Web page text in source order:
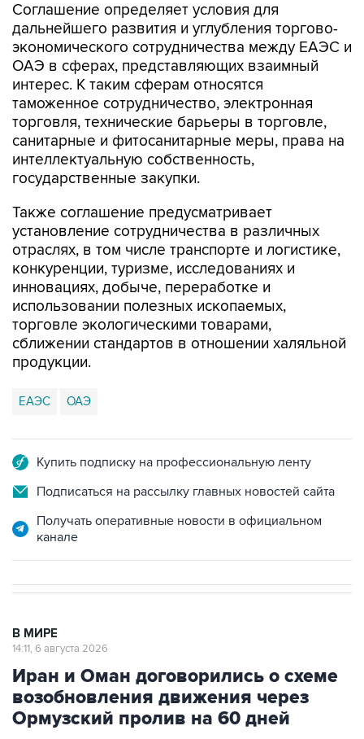
Соглашение определяет условия для
дальнейшего развития и углубления торгово-
экономического сотрудничества между ЕАЭС и
ОАЭ в сферах, представляющих взаимный
интерес. К таким сферам относятся
таможенное сотрудничество, электронная
торговля, технические барьеры в торговле,
санитарные и фитосанитарные меры, права на
интеллектуальную собственность,
государственные закупки.
Также соглашение предусматривает
установление сотрудничества в различных
отраслях, в том числе транспорте и логистике,
конкуренции, туризме, исследованиях и
инновациях, добыче, переработке и
использовании полезных ископаемых,
торговле экологическими товарами,
сближении стандартов в отношении халяльной
продукции.
ЕАЭС ОАЭ
Купить подписку на профессиональную ленту
Подписаться на рассылку главных новостей сайта
Получать оперативные новости в официальном
канале
В МИРЕ
14:11, 6 августа 2026
Иран и Оман договорились о схеме
возобновления движения через
Ормузский пролив на 60 дней